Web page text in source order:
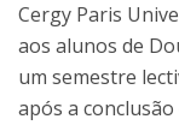
Cergy Paris
aos alunos de
um semestre
após a conclusão